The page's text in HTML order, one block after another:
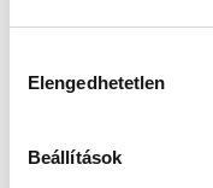
Elengedhetetlen
Beállítások